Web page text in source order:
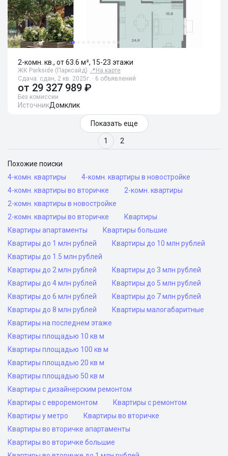
2-комн. кв., от 63.6 м², 15-23 этажи
ЖК Parkside (Парксайд) 📍 На карте
Сдача: сдан, 2 кв. 2025г. · 6 объявлений
от 29 327 989 ₽
Без комиссии
ИсточникДомклик
Показать еще
1 2
Похожие поиски
4-комн. квартиры
4-комн. квартиры в новостройке
4-комн. квартиры во вторичке
2-комн. квартиры
2-комн. квартиры в новостройке
2-комн. квартиры во вторичке
Квартиры
Квартиры апартаменты
Квартиры большие
Квартиры до 1 млн рублей
Квартиры до 10 млн рублей
Квартиры до 1.5 млн рублей
Квартиры до 2 млн рублей
Квартиры до 3 млн рублей
Квартиры до 4 млн рублей
Квартиры до 5 млн рублей
Квартиры до 6 млн рублей
Квартиры до 7 млн рублей
Квартиры до 8 млн рублей
Квартиры малогабаритные
Квартиры на последнем этаже
Квартиры площадью 10 кв м
Квартиры площадью 100 кв м
Квартиры площадью 20 кв м
Квартиры площадью 50 кв м
Квартиры с дизайнерским ремонтом
Квартиры с евроремонтом
Квартиры с ремонтом
Квартиры у метро
Квартиры во вторичке
Квартиры во вторичке апартаменты
Квартиры во вторичке большие